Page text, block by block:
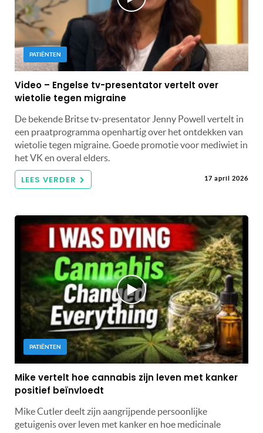
PATIËNTEN
Video – Engelse tv-presentator vertelt over
wietolie tegen migraine
De bekende Britse tv-presentator Jenny Powell vertelt in
een praatprogramma openhartig over het ontdekken van
wietolie tegen migraine. Goede promotie voor mediwiet in
het VK en overal elders.
LEES VERDER 17 april 2026
PATIËNTEN
Mike vertelt hoe cannabis zijn leven met kanker
positief beïnvloedt
Mike Cutler deelt zijn aangrijpende persoonlijke
getuigenis over leven met kanker en hoe medicinale